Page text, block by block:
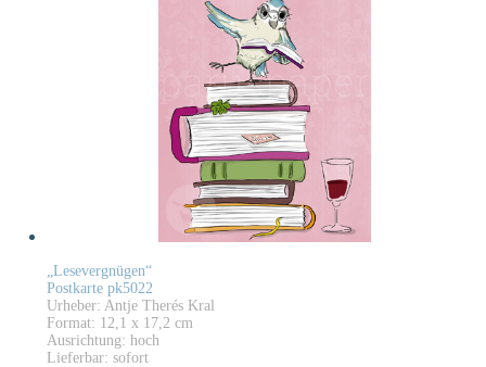
„Lesevergnügen“
Postkarte pk5022
Urheber: Antje Therés Kral
Format: 12,1 x 17,2 cm
Ausrichtung: hoch
Lieferbar: sofort